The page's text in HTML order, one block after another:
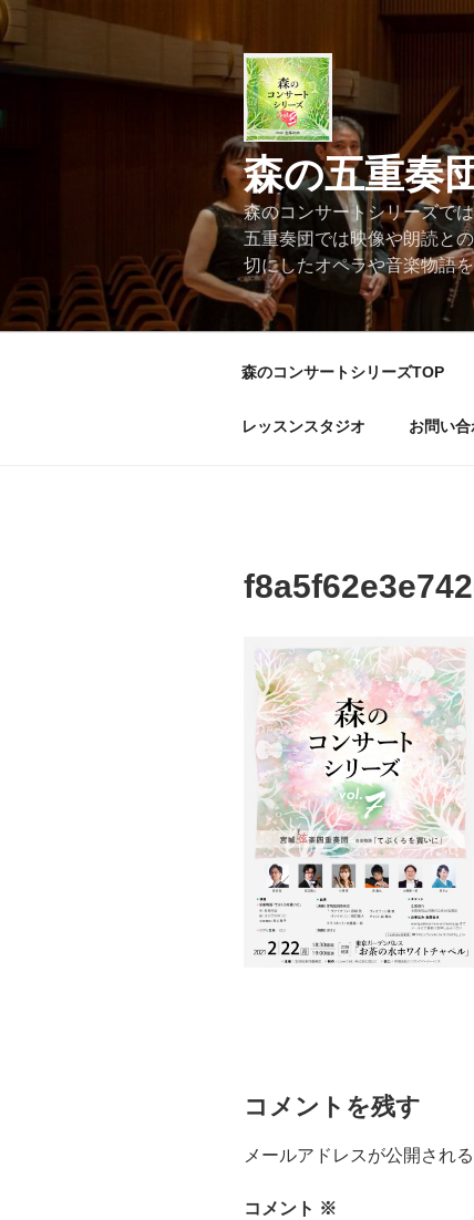
コ
ン
テ
森の五重奏
森のコンサートシリーズで
五重奏団では映像や朗読と
切にしたオペラや音楽物語
森のコンサートシリーズTOP
レッスンスタジオ お問い合
コメントを残す
メールアドレスが公開され
コメント ※